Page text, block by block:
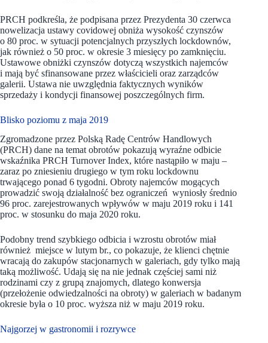
PRCH podkreśla, że podpisana przez Prezydenta 30 czerwca
nowelizacja ustawy covidowej obniża wysokość czynszów
o 80 proc. w sytuacji potencjalnych przyszłych lockdownów,
jak również o 50 proc. w okresie 3 miesięcy po zamknięciu.
Ustawowe obniżki czynszów dotyczą wszystkich najemców
i mają być sfinansowane przez właścicieli oraz zarządców
galerii. Ustawa nie uwzględnia faktycznych wyników
sprzedaży i kondycji finansowej poszczególnych firm.
Blisko poziomu z maja 2019
Zgromadzone przez Polską Radę Centrów Handlowych
(PRCH) dane na temat obrotów pokazują wyraźne odbicie
wskaźnika PRCH Turnover Index, które nastąpiło w maju –
zaraz po zniesieniu drugiego w tym roku lockdownu
trwającego ponad 6 tygodni. Obroty najemców mogących
prowadzić swoją działalność bez ograniczeń wyniosły średnio
96 proc. zarejestrowanych wpływów w maju 2019 roku i 141
proc. w stosunku do maja 2020 roku.
Podobny trend szybkiego odbicia i wzrostu obrotów miał
również miejsce w lutym br., co pokazuje, że klienci chętnie
wracają do zakupów stacjonarnych w galeriach, gdy tylko mają
taką możliwość. Udają się na nie jednak częściej sami niż
rodzinami czy z grupą znajomych, dlatego konwersja
(przełożenie odwiedzalności na obroty) w galeriach w badanym
okresie była o 10 proc. wyższa niż w maju 2019 roku.
Najgorzej w gastronomii i rozrywce